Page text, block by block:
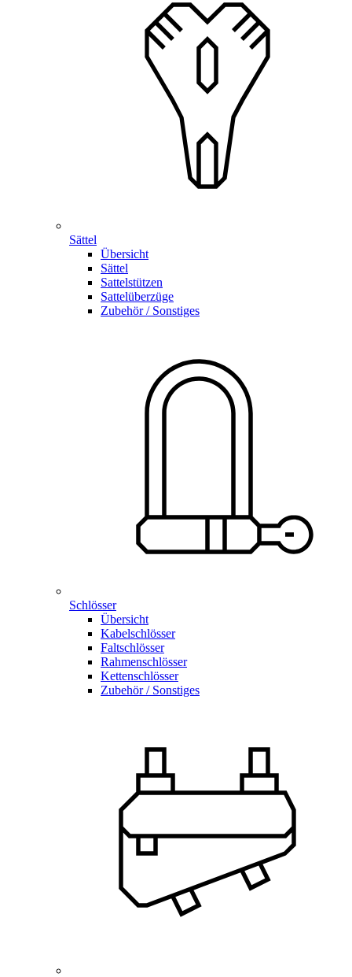
Sättel
Übersicht
Sättel
Sattelstützen
Sattelüberzüge
Zubehör / Sonstiges
Schlösser
Übersicht
Kabelschlösser
Faltschlösser
Rahmenschlösser
Kettenschlösser
Zubehör / Sonstiges